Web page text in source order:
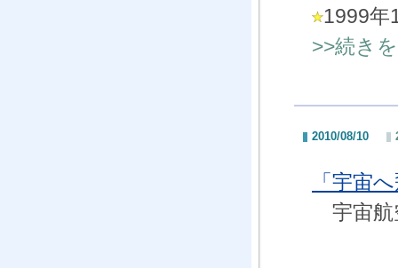
1999年
>>続き
2010/08/10
「宇宙
宇宙航